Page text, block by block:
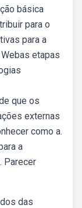
básica
para o
para a
etapas
que os
externas
como a.
a
Parecer
das